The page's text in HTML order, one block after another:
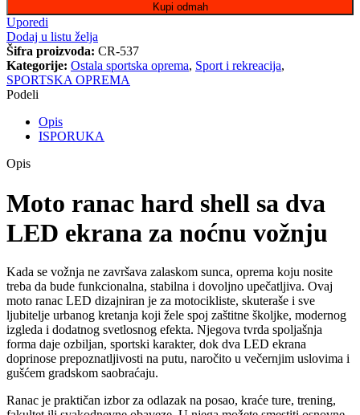
Kupi odmah
Uporedi
Dodaj u listu želja
Šifra proizvoda: CR-537
Kategorije: Ostala sportska oprema, Sport i rekreacija,
SPORTSKA OPREMA
Podeli
Opis
ISPORUKA
Opis
Moto ranac hard shell sa dva
LED ekrana za noćnu vožnju
Kada se vožnja ne završava zalaskom sunca, oprema koju nosite
treba da bude funkcionalna, stabilna i dovoljno upečatljiva. Ovaj
moto ranac LED dizajniran je za motocikliste, skuteraše i sve
ljubitelje urbanog kretanja koji žele spoj zaštitne školjke, modernog
izgleda i dodatnog svetlosnog efekta. Njegova tvrda spoljašnja
forma daje ozbiljan, sportski karakter, dok dva LED ekrana
doprinose prepoznatljivosti na putu, naročito u večernjim uslovima i
gušćem gradskom saobraćaju.
Ranac je praktičan izbor za odlazak na posao, kraće ture, trening,